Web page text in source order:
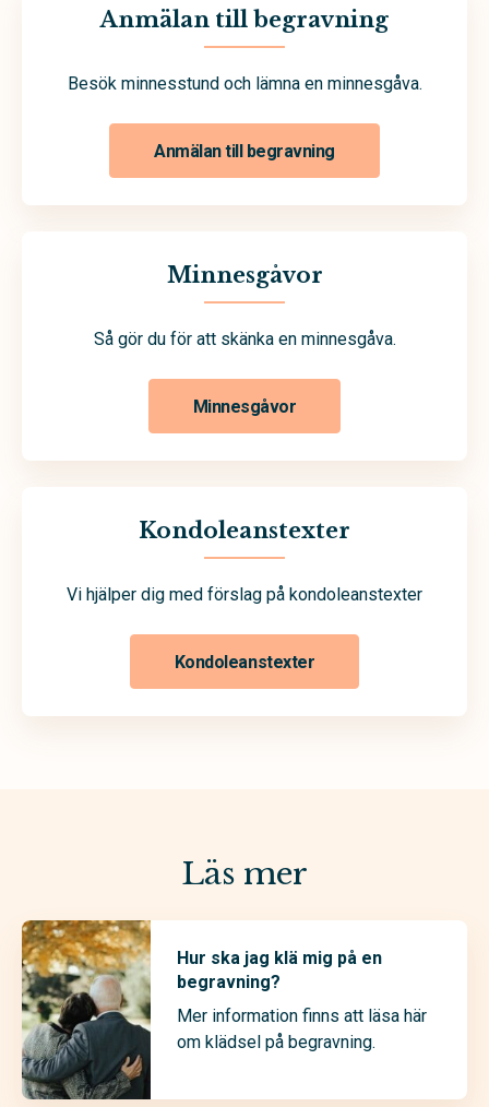
Anmälan till begravning
Besök minnesstund och lämna en minnesgåva.
Anmälan till begravning
Minnesgåvor
Så gör du för att skänka en minnesgåva.
Minnesgåvor
Kondoleanstexter
Vi hjälper dig med förslag på kondoleanstexter
Kondoleanstexter
Läs mer
Hur ska jag klä mig på en
begravning?
Mer information finns att läsa här
om klädsel på begravning.